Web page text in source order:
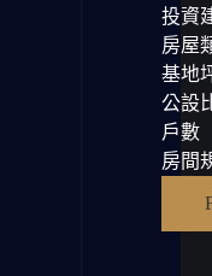
投資
房屋
基地
公設
戶數
房間